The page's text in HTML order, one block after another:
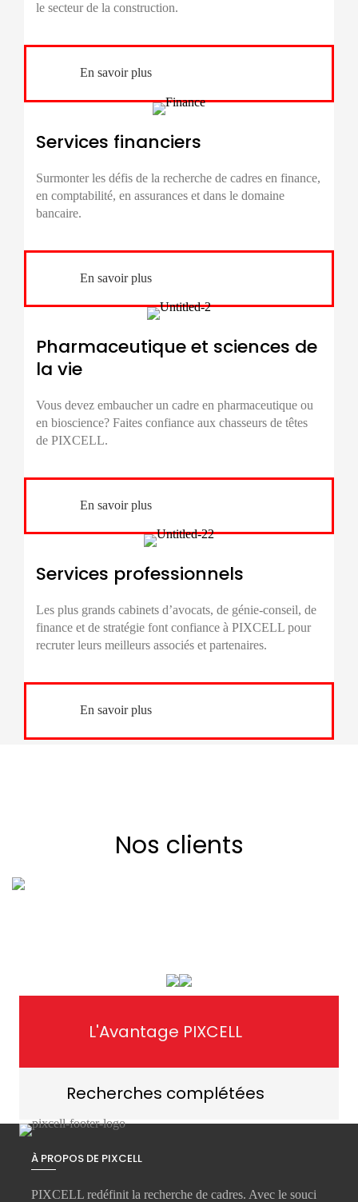
le secteur de la construction.
En savoir plus
Services financiers
Surmonter les défis de la recherche de cadres en finance,
en comptabilité, en assurances et dans le domaine
bancaire.
En savoir plus
Pharmaceutique et sciences de
la vie
Vous devez embaucher un cadre en pharmaceutique ou
en bioscience? Faites confiance aux chasseurs de têtes
de PIXCELL.
En savoir plus
Services professionnels
Les plus grands cabinets d’avocats, de génie-conseil, de
finance et de stratégie font confiance à PIXCELL pour
recruter leurs meilleurs associés et partenaires.
En savoir plus
Nos clients
L'Avantage PIXCELL
Recherches complétées
À PROPOS DE PIXCELL
PIXCELL redéfinit la recherche de cadres. Avec le souci